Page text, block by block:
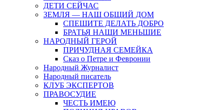
ДЕТИ СЕЙЧАС
ЗЕМЛЯ — НАШ ОБЩИЙ ДОМ
СПЕШИТЕ ДЕЛАТЬ ДОБРО
БРАТЬЯ НАШИ МЕНЬШИЕ
НАРОДНЫЙ ГЕРОЙ
ПРИЧУДНАЯ СЕМЕЙКА
Сказ о Петре и Февронии
Народный Журналист
Народный писатель
КЛУБ ЭКСПЕРТОВ
ПРАВОСУДИЕ
ЧЕСТЬ ИМЕЮ